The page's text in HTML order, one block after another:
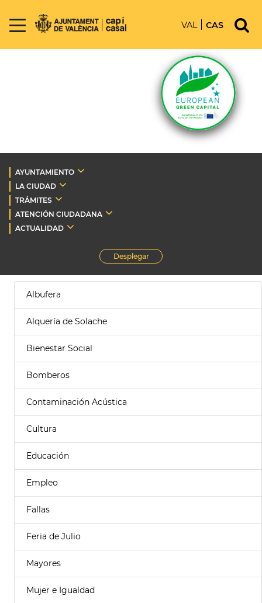
VAL CAS
AYUNTAMIENTO
LA CIUDAD
TRÁMITES
ATENCIÓN CIUDADANA
ACTUALIDAD
Desplegar
Albufera
Alquería de Solache
Bienestar Social
Bomberos
Contaminación Acústica
Cultura
Educación
Empleo
Fallas
Feria de Julio
Mayores
Mujer e Igualdad